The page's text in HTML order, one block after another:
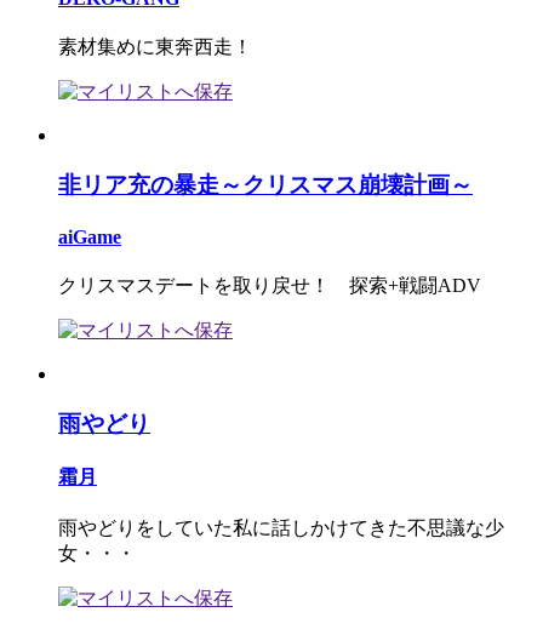
素材集めに東奔西走！
非リア充の暴走～クリスマス崩壊計画～
aiGame
クリスマスデートを取り戻せ！ 探索+戦闘ADV
雨やどり
霜月
雨やどりをしていた私に話しかけてきた不思議な少
女・・・